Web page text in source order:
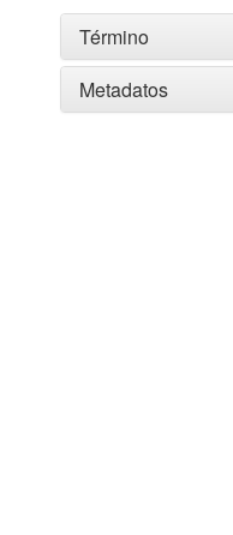
Término
Metadatos